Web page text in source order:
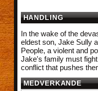
HANDLING
In the wake of the
eldest son, Jake Sully
People, a violent and
Jake's family must
conflict that pushes
MEDVERKANDE